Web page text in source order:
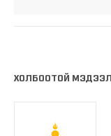
ХОЛБООТОЙ